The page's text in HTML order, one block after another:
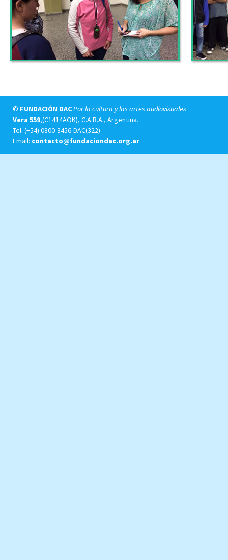
© FUNDACIÓN DACPor la cultura y las artes audiovisuales
Vera 559,(C1414AOK), C.A.B.A., Argentina.
Tel. (+54) 0800-3456-DAC(322)
Email: contacto@fundaciondac.org.ar